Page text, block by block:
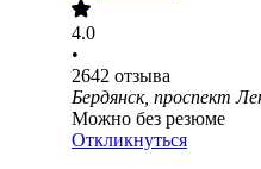
4.0
•
2642 отзыва
Бердянск, проспект
Можно без резюме
Откликнуться